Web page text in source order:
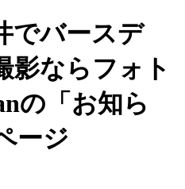
でバースデ
影ならフォト
の「お知ら
ージ